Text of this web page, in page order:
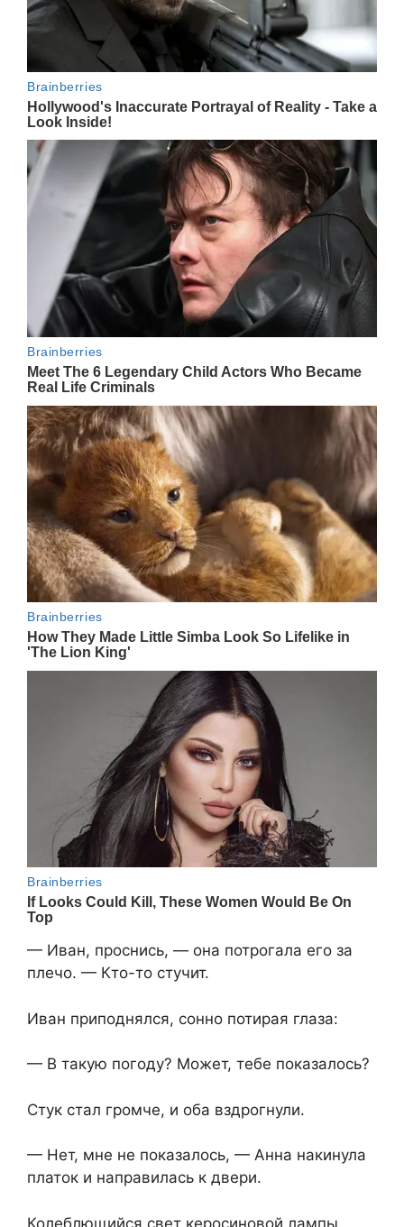
— Иван, проснись, — она потрогала его за
плечо. — Кто-то стучит.
Иван приподнялся, сонно потирая глаза:
— В такую погоду? Может, тебе показалось?
Стук стал громче, и оба вздрогнули.
— Нет, мне не показалось, — Анна накинула
платок и направилась к двери.
Колеблющийся свет керосиновой лампы